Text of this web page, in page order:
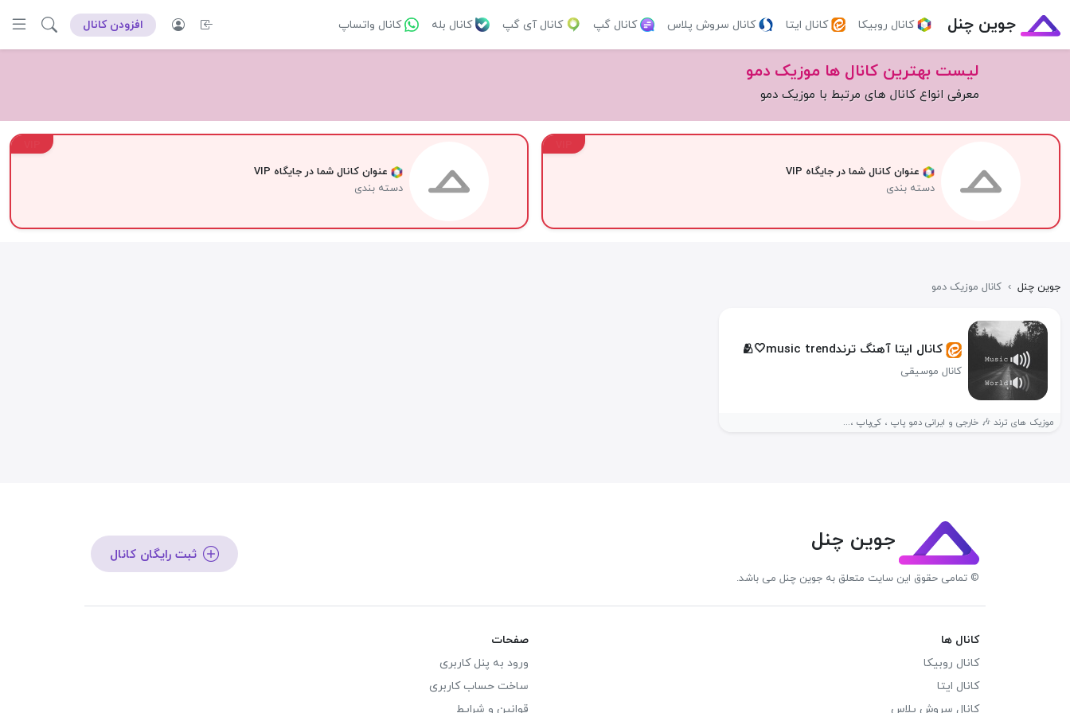
جوین چنل کانال روبیکا کانال ایتا کانال سروش پلاس کانال گپ کانال آی گپ کانال بله کانال واتساپ افزودن کانال
لیست بهترین کانال ها موزیک دمو
معرفی انواع کانال های مرتبط با موزیک دمو
عنوان کانال شما در جایگاه VIP
دسته بندی
عنوان کانال شما در جایگاه VIP
دسته بندی
جوین چنل › کانال موزیک دمو
کانال ایتا آهنگ ترند🫂🤍music trend
کانال موسیقی
موزیک های‌ ترند 🎶 خارجی و ایرانی دمو پاپ ، کی‌پاپ ،...
جوین چنل
© تمامی حقوق این سایت متعلق به جوین چنل می باشد.
ثبت رایگان کانال
کانال ها
کانال روبیکا
کانال ایتا
کانال سروش پلاس
صفحات
ورود به پنل کاربری
ساخت حساب کاربری
قوانین و شرایط